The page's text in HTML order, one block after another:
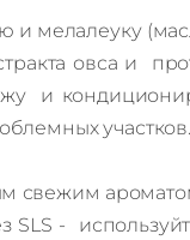
и мелалеуку
овса и
и
участков.
свежим
SLS -